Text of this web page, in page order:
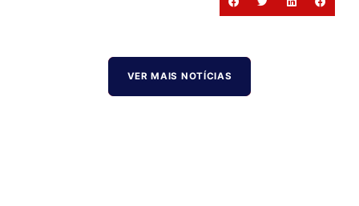
VER MAIS NOTÍCIAS